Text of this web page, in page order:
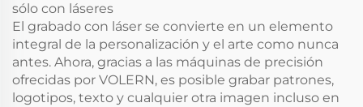
sólo con láseres
El grabado con láser se convierte en un elemento
integral de la personalización y el arte como nunca
antes. Ahora, gracias a las máquinas de precisión
ofrecidas por VOLERN, es posible grabar patrones,
logotipos, texto y cualquier otra imagen incluso en